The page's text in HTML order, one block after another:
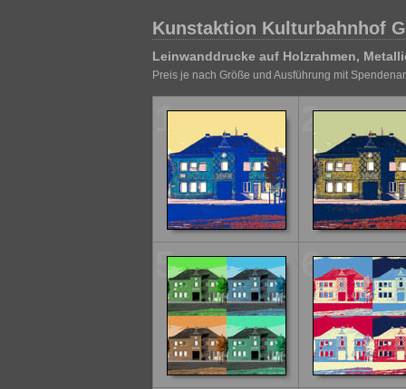
Kunstaktion Kulturbahnhof
Leinwanddrucke auf Holzrahmen,
Preis je nach Größe und Ausführung mit
1 2
5 6